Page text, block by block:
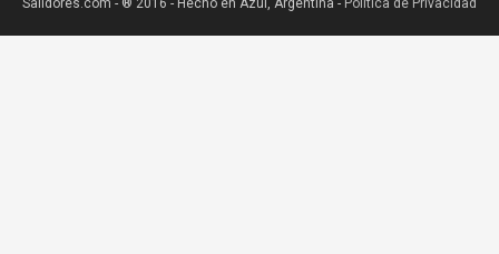
Salidores.com - ® 2016 - Hecho en Azul, Argentina - Política de Privacidad